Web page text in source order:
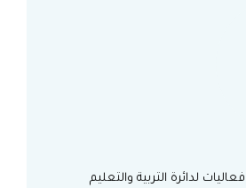
فعاليات لدائرة التربية والتعليم